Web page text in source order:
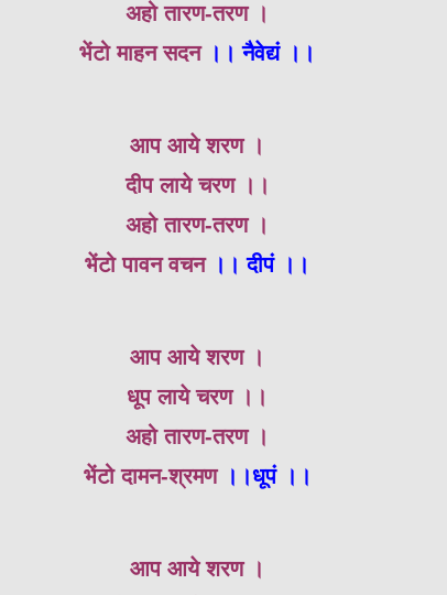
अहो तारण-तरण ।
भेंटो माहन सदन।। नैवेद्यं ।।
आप आये शरण ।
दीप लाये चरण ।।
अहो तारण-तरण ।
भेंटो पावन वचन।। दीपं ।।
आप आये शरण ।
धूप लाये चरण ।।
अहो तारण-तरण ।
भेंटो दामन-श्रमण ।।धूपं ।।
आप आये शरण ।